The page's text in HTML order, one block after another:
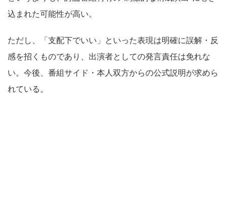
込まれた可能性が高い。
ただし、「支配下でいい」といった表現は明確に誤解・反
感を招くものであり、出演者としての発言責任は免れな
い。今後、番組サイド・本人双方からの公式説明が求めら
れている。